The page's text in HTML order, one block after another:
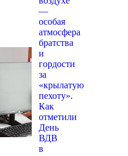
—
особая
атмосфера
братства
и
гордости
за
«крылатую
пехоту».
Как
отметили
День
ВДВ
в